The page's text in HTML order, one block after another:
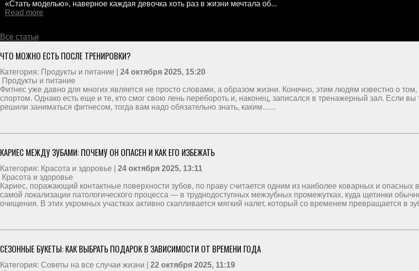
«Стать моделью», наверное каждая девочка хоть раз в жизни мечтала об...
Read more
Все статьи
ЧТО МОЖНО ЕСТЬ ПОСЛЕ ТРЕНИРОВКИ?
Категория: Продукты и питание | 24 октября 2025, 15:20
Продукты и питание
Фитнес уже давно для многих является не просто словами, а образом жизни. Конечно, этим людям известно о том,
спортом. Однако есть еще и те, кто смог свою лень перебороть и, наконец, записался в тренажерный зал. Если
решили заниматься фитнесом, тогда вам надо обязательно знать, каким…...
КАРИЕС МЕЖДУ ЗУБАМИ: ПОЧЕМУ ОН ОПАСЕН И КАК ЕГО ИЗБЕЖАТЬ
Категория: Красота и здоровье | 24 октября 2025, 13:11
Красота и здоровье
Кариес, поражающий контактные поверхности зубов, по праву считается одним из наиболее коварных и опасных
самой локализации патологического процесса — в труднодоступных межзубных промежутках, куда щетинки
очищения. В этих укромных участках активно скапливается мягкий налет, который со временем превращается в
СЕЗОННЫЕ БУКЕТЫ: КАК ВЫБРАТЬ ПОДАРОК В ЗАВИСИМОСТИ ОТ ВРЕМЕНИ ГОДА
Категория: Советы на все случаи жизни | 22 октября 2025, 11:19